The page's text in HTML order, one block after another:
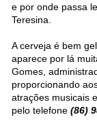
e por onde passa
Teresina.
A cerveja é bem
aparece por lá
Gomes,
proporcionando
atrações musicais
pelo telefone (86)